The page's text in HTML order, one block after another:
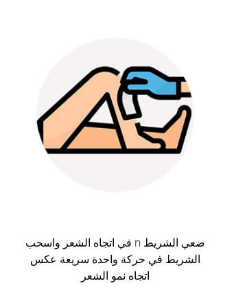
ضعي الشريط n في اتجاه الشعر واسحب
الشريط في حركة واحدة سريعة عكس
اتجاه نمو الشعر